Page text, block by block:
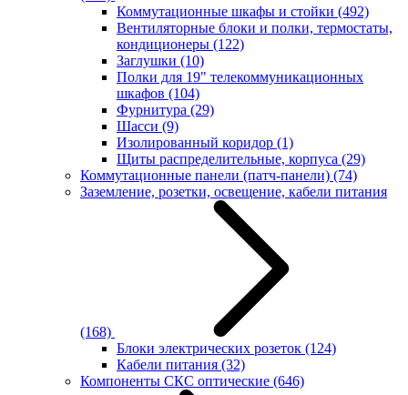
Коммутационные шкафы и стойки (492)
Вентиляторные блоки и полки, термостаты,
кондиционеры (122)
Заглушки (10)
Полки для 19" телекоммуникационных
шкафов (104)
Фурнитура (29)
Шасси (9)
Изолированный коридор (1)
Щиты распределительные, корпуса (29)
Коммутационные панели (патч-панели) (74)
Заземление, розетки, освещение, кабели питания
(168)
Блоки электрических розеток (124)
Кабели питания (32)
Компоненты СКС оптические (646)